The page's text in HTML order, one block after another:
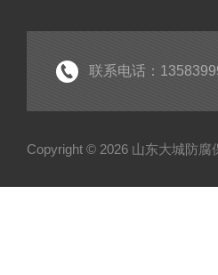
联系电话：
Copyright © 2026 山东大城防